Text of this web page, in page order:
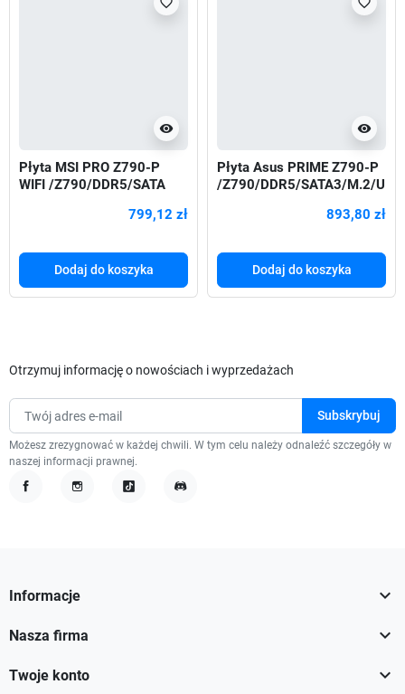
visibility
Płyta MSI PRO Z790-P
WIFI /Z790/DDR5/SATA
799,12 zł
Dodaj do koszyka
visibility
Płyta Asus PRIME Z790-P
/Z790/DDR5/SATA3/M.2/U
893,80 zł
Dodaj do koszyka
Otrzymuj informację o nowościach i wyprzedażach
Możesz zrezygnować w każdej chwili. W tym celu należy odnaleźć szczegóły w
naszej informacji prawnej.
Informacje 
Nasza firma 
Twoje konto 